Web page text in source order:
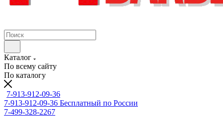
Каталог
По всему сайту
По каталогу
7-913-912-09-36
7-913-912-09-36 Бесплатный по России
7-499-328-2267